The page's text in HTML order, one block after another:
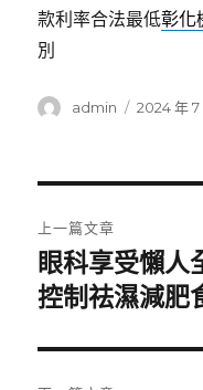
款利率合法最低彰化
別
作
admin
發
2024 年 7
章
導
覽
上一篇文章
上
一
文
章:
眼科享受懶人
控制祛濕減肥